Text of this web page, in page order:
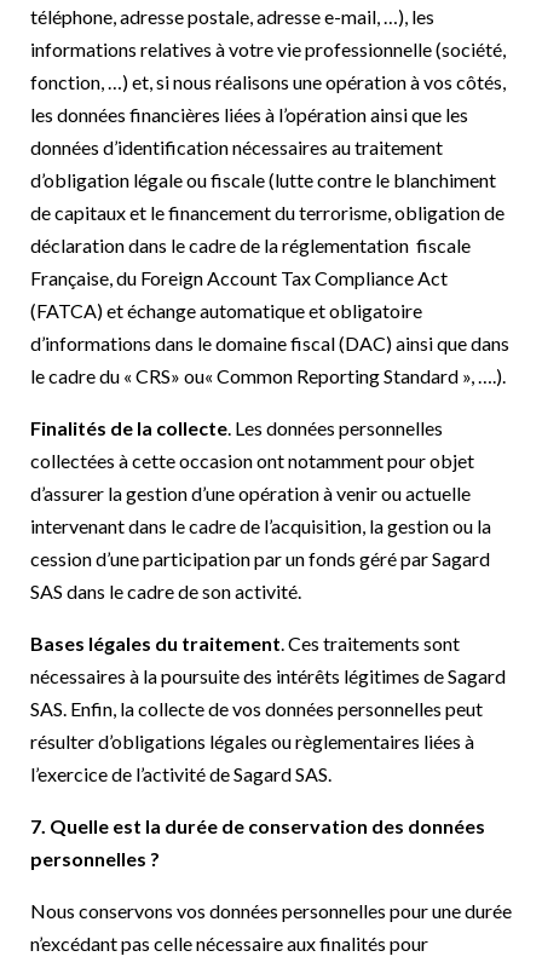
téléphone, adresse postale, adresse e-mail, …), les
informations relatives à votre vie professionnelle (société,
fonction, …) et, si nous réalisons une opération à vos côtés,
les données financières liées à l’opération ainsi que les
données d’identification nécessaires au traitement
d’obligation légale ou fiscale (lutte contre le blanchiment
de capitaux et le financement du terrorisme, obligation de
déclaration dans le cadre de la réglementation fiscale
Française, du Foreign Account Tax Compliance Act
(FATCA) et échange automatique et obligatoire
d’informations dans le domaine fiscal (DAC) ainsi que dans
le cadre du « CRS» ou« Common Reporting Standard », ….).
Finalités de la collecte. Les données personnelles
collectées à cette occasion ont notamment pour objet
d’assurer la gestion d’une opération à venir ou actuelle
intervenant dans le cadre de l’acquisition, la gestion ou la
cession d’une participation par un fonds géré par Sagard
SAS dans le cadre de son activité.
Bases légales du traitement . Ces traitements sont
nécessaires à la poursuite des intérêts légitimes de Sagard
SAS. Enfin, la collecte de vos données personnelles peut
résulter d’obligations légales ou règlementaires liées à
l’exercice de l’activité de Sagard SAS.
7. Quelle est la durée de conservation des données
personnelles ?
Nous conservons vos données personnelles pour une durée
n’excédant pas celle nécessaire aux finalités pour